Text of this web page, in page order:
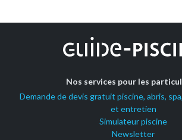
Nos services pour les
Demande de devis gratuit piscine, abris,
et entretien
Simulateur piscine
Newsletter